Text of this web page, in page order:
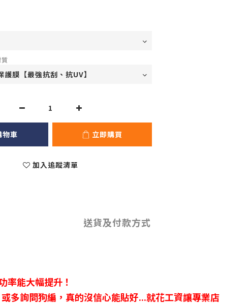
物車 立即購買
加入追蹤清單
送貨及付款方式
率能大幅提升！
多詢問狗編，真的沒信心能貼好...就花工資讓專業店